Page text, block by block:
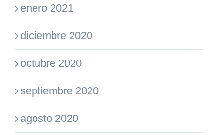
enero 2021
diciembre 2020
octubre 2020
septiembre 2020
agosto 2020